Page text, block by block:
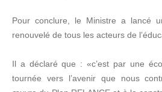
Pour conclure, le Ministre a lancé
renouvelé de tous les acteurs de
Il a déclaré que : «c’est par une
tournée vers l’avenir que nous